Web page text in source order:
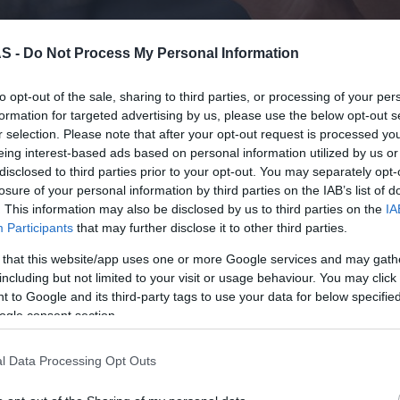
- Do Not Process My Personal Information
opt-out of the sale, sharing to third parties, or processing of your
for targeted advertising by us, please use the below opt-out
selection. Please note that after your opt-out request is processed
interest-based ads based on personal information utilized by us
to third parties prior to your opt-out. You may separately
of your personal information by third parties on the IAB’s list of
This information may also be disclosed by us to third parties on the
Participants that may further disclose it to other third parties.
that this website/app uses one or more Google services and may
but not limited to your visit or usage behaviour. You may
to Google and its third-party tags to use your data for below
consent section.
Data Processing Opt Outs
a Venezuela, a MEO vai disponibilizar um
de apoio às comunicações entre Portugal e
o contacto entre familiares e amigos
clientes MEO em Portugal irão beneficiar
permitindo manter o contacto com as
os clientes MEO que se
a comunicações em roaming sem custos
(para Portugal e Venezuela) e dados móveis,
num contexto de emergência.